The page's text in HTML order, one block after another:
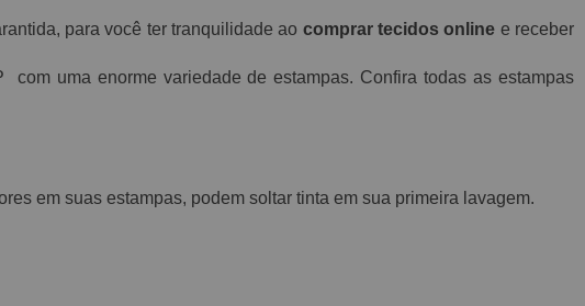
para você ter tranquilidade ao comprar tecidos online e receber
com uma enorme variedade de estampas. Confira todas as estampas
em suas estampas, podem soltar tinta em sua primeira lavagem.